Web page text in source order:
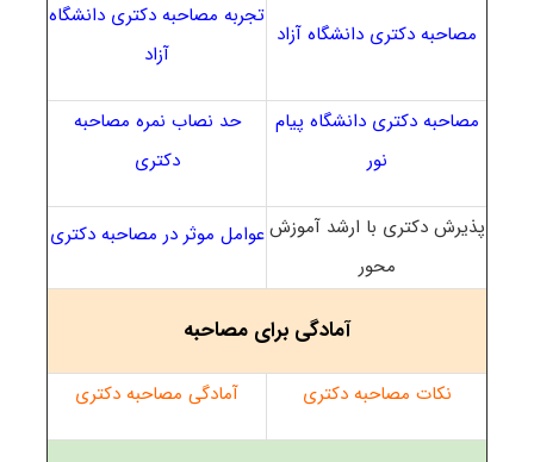
مصاحبه دکتری دانشگاه آزاد
تجربه مصاحبه دکتری دانشگاه
آزاد
مصاحبه دکتری دانشگاه پیام
نور
حد نصاب نمره مصاحبه
دکتری
پذیرش دکتری با ارشد آموزش
محور
عوامل موثر در مصاحبه دکتری
آمادگی برای مصاحبه
نکات مصاحبه دکتری آمادگی مصاحبه دکتری